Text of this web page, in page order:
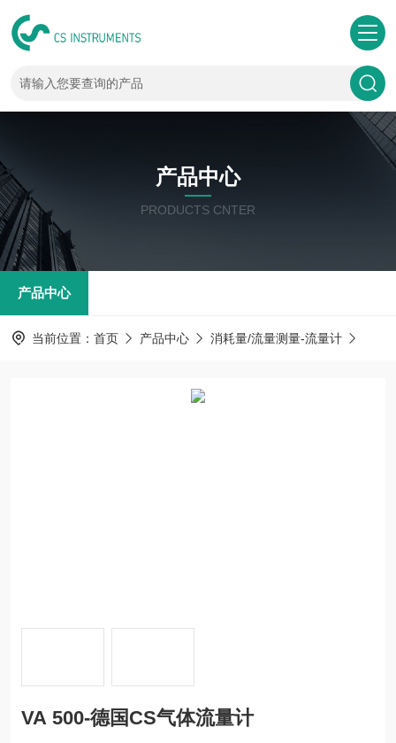
产品中心
PRODUCTS CNTER
产品中心
当前位置： 首页 产品中心 消耗量/流量测量-流量计
VA 500-德国CS气体流量计